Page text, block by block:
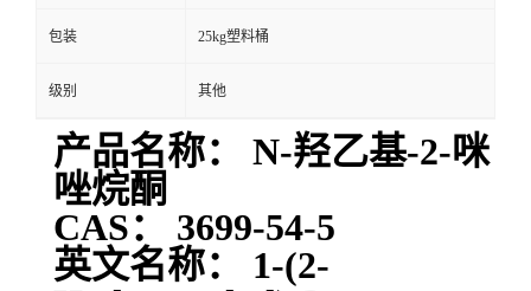
包装 25kg塑料桶
级别 其他
产品名称： N-羟乙基-2-咪
唑烷酮
CAS： 3699-54-5
英文名称： 1-(2-